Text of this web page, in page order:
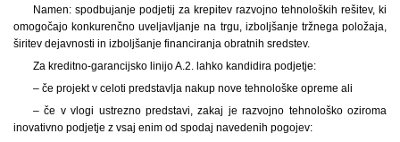
Namen: spodbujanje podjetij za krepitev razvojno tehnoloških rešitev, ki
omogočajo konkurenčno uveljavljanje na trgu, izboljšanje tržnega položaja,
širitev dejavnosti in izboljšanje financiranja obratnih sredstev.
Za kreditno-garancijsko linijo A.2. lahko kandidira podjetje:
– če projekt v celoti predstavlja nakup nove tehnološke opreme ali
– če v vlogi ustrezno predstavi, zakaj je razvojno tehnološko oziroma
inovativno podjetje z vsaj enim od spodaj navedenih pogojev: